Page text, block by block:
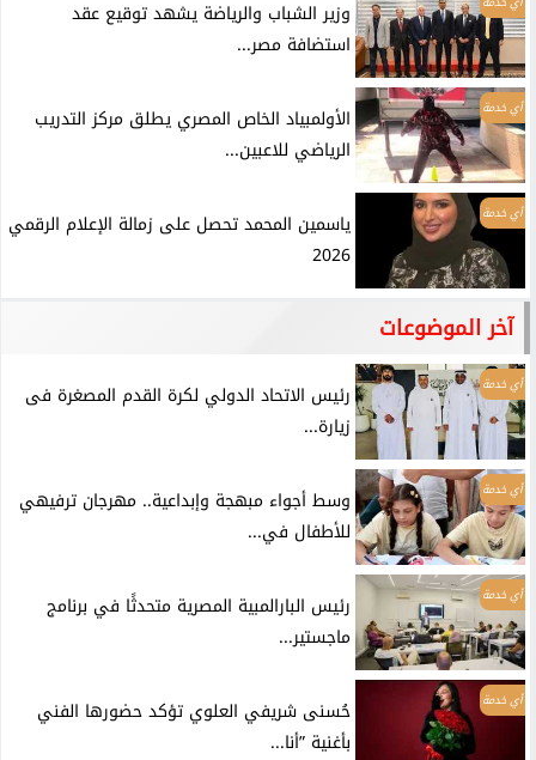
وزير الشباب والرياضة يشهد توقيع عقد
استضافة مصر...
أي خدمة
الأولمبياد الخاص المصري يطلق مركز التدريب
الرياضي للاعبين...
أي خدمة
ياسمين المحمد تحصل على زمالة الإعلام الرقمي
2026
آخر الموضوعات
أي خدمة
رئيس الاتحاد الدولي لكرة القدم المصغرة فى
زيارة...
أي خدمة
وسط أجواء مبهجة وإبداعية.. مهرجان ترفيهي
للأطفال في...
أي خدمة
رئيس البارالمبية المصرية متحدثًا في برنامج
ماجستير...
أي خدمة
حُسنى شريفي العلوي تؤكد حضورها الفني
بأغنية ”أنا...